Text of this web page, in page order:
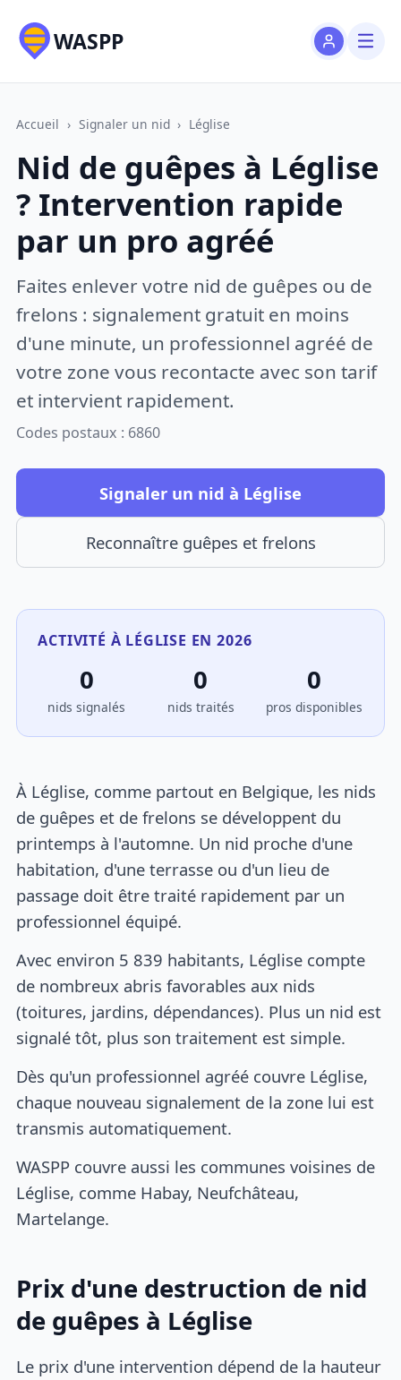
WASPP
Accueil › Signaler un nid › Léglise
Nid de guêpes à Léglise
? Intervention rapide
par un pro agréé
Faites enlever votre nid de guêpes ou de
frelons : signalement gratuit en moins
d'une minute, un professionnel agréé de
votre zone vous recontacte avec son tarif
et intervient rapidement.
Codes postaux : 6860
Signaler un nid à Léglise
Reconnaître guêpes et frelons
ACTIVITÉ À LÉGLISE EN 2026
0
nids signalés
0
nids traités
0
pros disponibles
À Léglise, comme partout en Belgique, les nids
de guêpes et de frelons se développent du
printemps à l'automne. Un nid proche d'une
habitation, d'une terrasse ou d'un lieu de
passage doit être traité rapidement par un
professionnel équipé.
Avec environ 5 839 habitants, Léglise compte
de nombreux abris favorables aux nids
(toitures, jardins, dépendances). Plus un nid est
signalé tôt, plus son traitement est simple.
Dès qu'un professionnel agréé couvre Léglise,
chaque nouveau signalement de la zone lui est
transmis automatiquement.
WASPP couvre aussi les communes voisines de
Léglise, comme Habay, Neufchâteau,
Martelange.
Prix d'une destruction de nid
de guêpes à Léglise
Le prix d'une intervention dépend de la hauteur